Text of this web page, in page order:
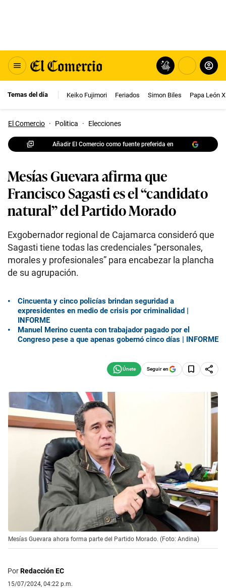
Temas del día Keiko Fujimori Feriados Simon Biles Papa León
El Comercio · Politica · Elecciones
Añadir El Comercio como fuente preferida en
Mesías Guevara afirma que
Francisco Sagasti es el “candidato
natural” del Partido Morado
Exgobernador regional de Cajamarca consideró que
Sagasti tiene todas las credenciales “personales,
morales y profesionales” para encabezar la plancha
de su agrupación.
Cincuenta y cinco policías brindan seguridad a
expresidentes en medio de crisis por criminalidad |
INFORME
Manuel Merino cuenta con trabajador pagado por el
Congreso pese a que apenas gobernó cinco días | INFORME
Seguir en
Mesías Guevara ahora forma parte del Partido Morado. (Foto: Andina)
PorRedacción EC
15/07/2024, 04:22 p.m.